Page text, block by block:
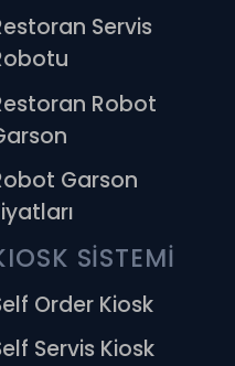
Servis
Robot
Garson
SİSTEMİ
Order Kiosk
Servis Kiosk